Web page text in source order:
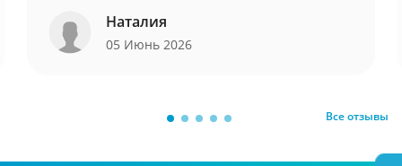
Наталия
05 Июнь 2026
Все отзывы